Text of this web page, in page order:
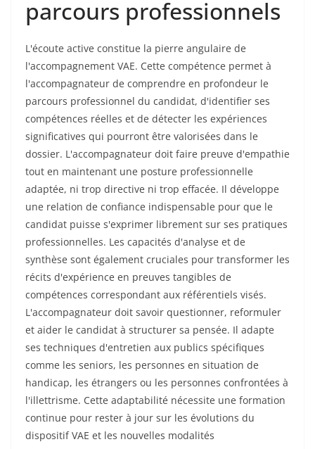
parcours professionnels
L'écoute active constitue la pierre angulaire de
l'accompagnement VAE. Cette compétence permet à
l'accompagnateur de comprendre en profondeur le
parcours professionnel du candidat, d'identifier ses
compétences réelles et de détecter les expériences
significatives qui pourront être valorisées dans le
dossier. L'accompagnateur doit faire preuve d'empathie
tout en maintenant une posture professionnelle
adaptée, ni trop directive ni trop effacée. Il développe
une relation de confiance indispensable pour que le
candidat puisse s'exprimer librement sur ses pratiques
professionnelles. Les capacités d'analyse et de
synthèse sont également cruciales pour transformer les
récits d'expérience en preuves tangibles de
compétences correspondant aux référentiels visés.
L'accompagnateur doit savoir questionner, reformuler
et aider le candidat à structurer sa pensée. Il adapte
ses techniques d'entretien aux publics spécifiques
comme les seniors, les personnes en situation de
handicap, les étrangers ou les personnes confrontées à
l'illettrisme. Cette adaptabilité nécessite une formation
continue pour rester à jour sur les évolutions du
dispositif VAE et les nouvelles modalités